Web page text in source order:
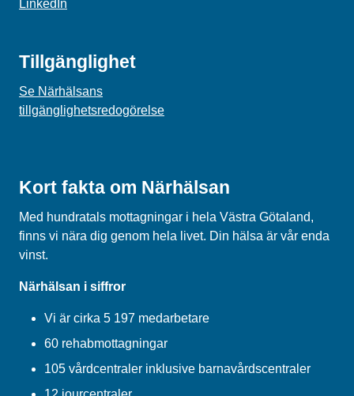
LinkedIn
Tillgänglighet
Se Närhälsans
tillgänglighetsredogörelse
Kort fakta om Närhälsan
Med hundratals mottagningar i hela Västra Götaland,
finns vi nära dig genom hela livet. Din hälsa är vår enda
vinst.
Närhälsan i siffror
Vi är cirka 5 197 medarbetare
60 rehabmottagningar
105 vårdcentraler inklusive barnavårdscentraler